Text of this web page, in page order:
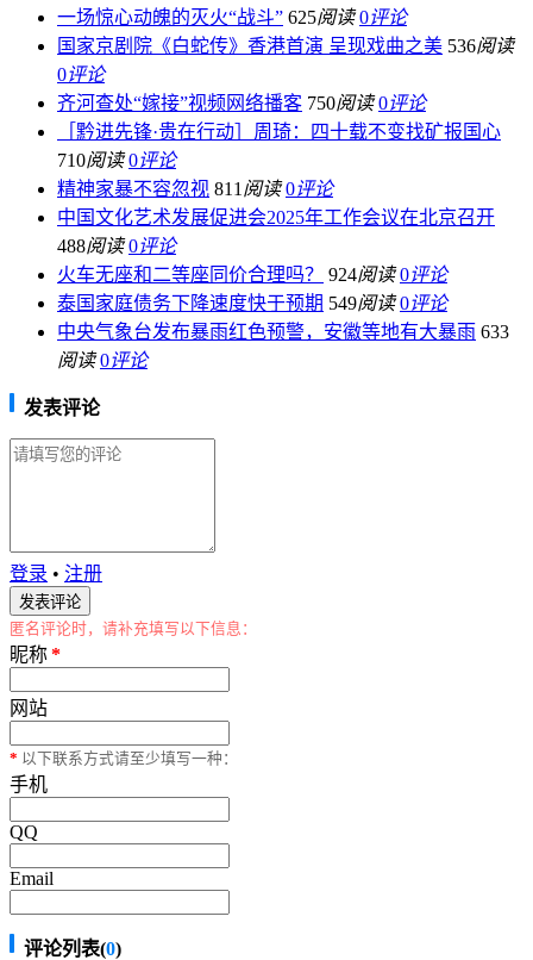
一场惊心动魄的灭火“战斗” 625阅读 0评论
国家京剧院《白蛇传》香港首演 呈现戏曲之美 536阅读
0评论
齐河查处“嫁接”视频网络播客 750阅读 0评论
［黔进先锋·贵在行动］周琦：四十载不变找矿报国心
710阅读 0评论
精神家暴不容忽视 811 阅读 0评论
中国文化艺术发展促进会2025年工作会议在北京召开
488阅读 0评论
火车无座和二等座同价合理吗？
924阅读 0评论
泰国家庭债务下降速度快于预期 549阅读 0评论
中央气象台发布暴雨红色预警，安徽等地有大暴雨 633
阅读 0评论
发表评论
登录 • 注册
匿名评论时，请补充填写以下信息：
昵称*
网站
* 以下联系方式请至少填写一种：
手机
QQ
Email
评论列表(0)